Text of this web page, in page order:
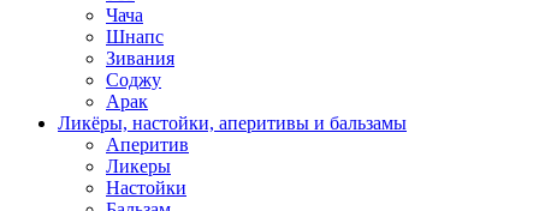
Чача
Шнапс
Зивания
Соджу
Арак
Ликёры, настойки, аперитивы и бальзамы
Аперитив
Ликеры
Настойки